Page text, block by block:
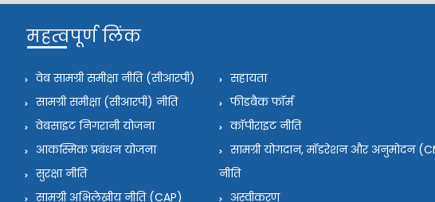
महत्वपूर्ण लिंक
वेब सामग्री समीक्षा नीति (सीआरपी)
सामग्री समीक्षा (सीआरपी) नीति
वेबसाइट निगरानी योजना
आकस्मिक प्रबंधन योजना
सुरक्षा नीति
सामग्री अभिलेखीय नीति (CAP)
सहायता
फीडबैक फॉर्म
कॉपीराइट नीति
सामग्री योगदान, मॉडरेशन और अनुमोदन
नीति
अस्वीकरण